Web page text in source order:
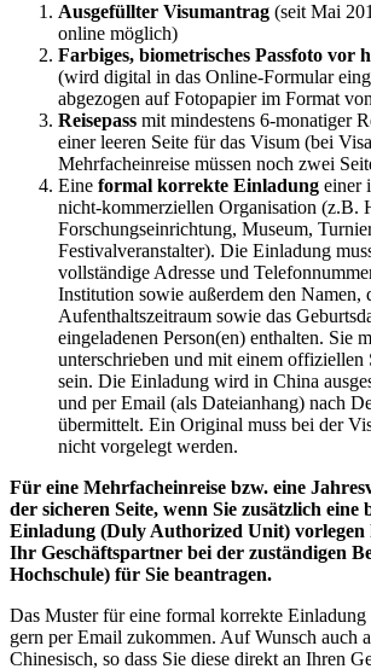
Ausgefüllter Visumantrag (seit Mai
online möglich)
Farbiges, biometrisches Passfoto vor
(wird digital in das Online-Formular
abgezogen auf Fotopapier im Format
Reisepass mit mindestens 6-monatiger
einer leeren Seite für das Visum (bei
Mehrfacheinreise müssen noch zwei
Eine formal korrekte Einladung einer
nicht-kommerziellen Organisation (z.B.
Forschungseinrichtung, Museum,
Festivalveranstalter). Die Einladung
vollständige Adresse und
Institution sowie außerdem den Namen,
Aufenthaltszeitraum sowie das
eingeladenen Person(en) enthalten. Sie
unterschrieben und mit einem offiziellen
sein. Die Einladung wird in China
und per Email (als Dateianhang) nach
übermittelt. Ein Original muss bei der
nicht vorgelegt werden.
Für eine Mehrfacheinreise bzw. eine
der sicheren Seite, wenn Sie zusätzlich eine
Einladung (Duly Authorized Unit) vorlegen
Ihr Geschäftspartner bei der zuständigen
Hochschule) für Sie beantragen.
Das Muster für eine formal korrekte Einladung
gern per Email zukommen. Auf Wunsch auch
Chinesisch, so dass Sie diese direkt an Ihren